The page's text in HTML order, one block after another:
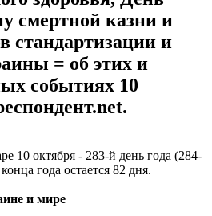
смертной казни и
стандартизации и
= об этих и
событиях 10
10 октября - 283-й день года (284-
года остается 82 дня.
и мире